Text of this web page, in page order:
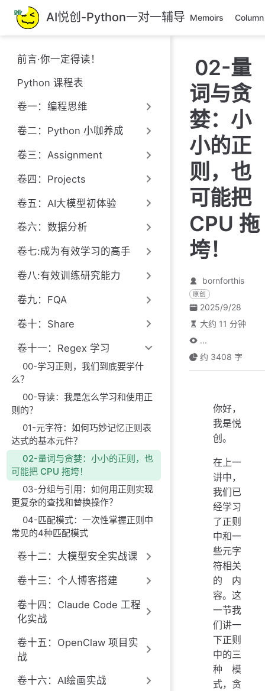
跳
至
主
要
內
AI悦创-Python一对一辅导 Memoirs Column
前言·你一定得读！
Python 课程表
卷一：编程思维
卷二：Python 小咖养成
卷三：Assignment
卷四：Projects
卷五：AI大模型初体验
卷六：数据分析
卷七:成为有效学习的高手
卷八:有效训练研究能力
卷九：FQA
卷十：Share
卷十一：Regex 学习
00-学习正则，我们到底要学什
么？
00-导读：我是怎么学习和使用正
则的？
01-元字符：如何巧妙记忆正则表
达式的基本元件？
02-量词与贪婪：小小的正则，也
可能把 CPU 拖垮！
03-分组与引用：如何用正则实现
更复杂的查找和替换操作？
04-匹配模式：一次性掌握正则中
常见的4种匹配模式
卷十二：大模型安全实战课
卷十三：个人博客搭建
卷十四：Claude Code 工程
化实战
卷十五：OpenClaw 项目实
战
卷十六：AI绘画实战
02-量
词与贪
婪：小
小的正
则，也
可能把
CPU 拖
垮！
bornforthis
原创
2025/9/28
大约 11 分钟
...
约 3408 字
你好，
我是悦
创。
在上一
讲中，
我们已
经学习
了正则
中和一
些元字
符相关
的内
容。这
一节我
们讲一
下正则
中的三
种模
式，贪